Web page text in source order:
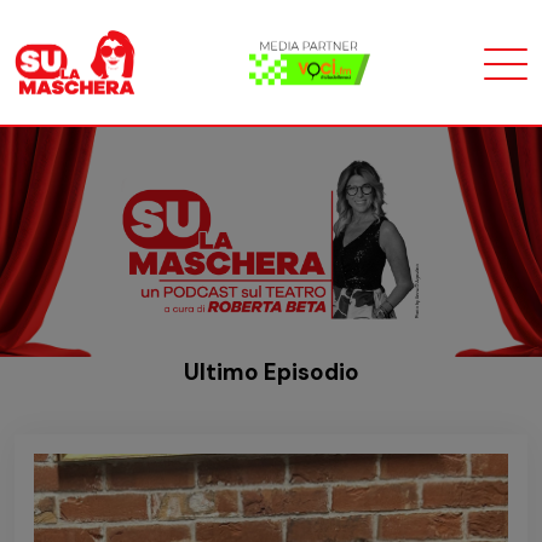
Ultimo Episodio